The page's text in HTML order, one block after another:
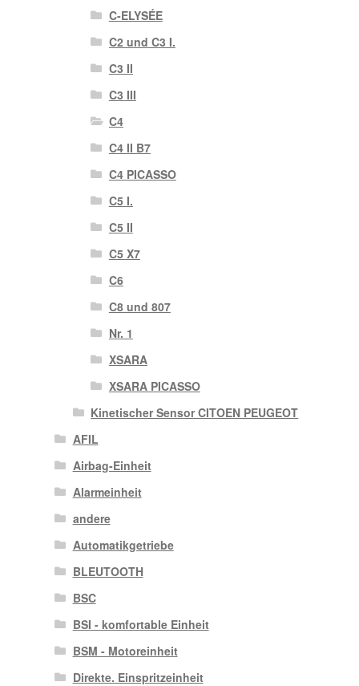
C-ELYSÉE
C2 und C3 I.
C3 II
C3 III
C4
C4 II B7
C4 PICASSO
C5 I.
C5 II
C5 X7
C6
C8 und 807
Nr. 1
XSARA
XSARA PICASSO
Kinetischer Sensor CITOEN PEUGEOT
AFIL
Airbag-Einheit
Alarmeinheit
andere
Automatikgetriebe
BLEUTOOTH
BSC
BSI - komfortable Einheit
BSM - Motoreinheit
Direkte. Einspritzeinheit